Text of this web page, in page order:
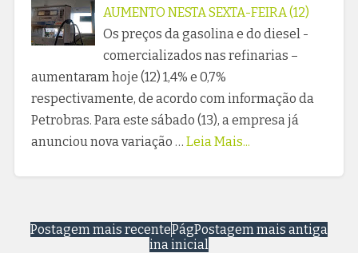
AUMENTO NESTA SEXTA-FEIRA (12)
Os preços da gasolina e do diesel -
comercializados nas refinarias –
aumentaram hoje (12) 1,4% e 0,7%
respectivamente, de acordo com informação da
Petrobras. Para este sábado (13), a empresa já
anunciou nova variação … Leia Mais...
Postagem mais recente Postagem mais antiga
Pág
ina inicial